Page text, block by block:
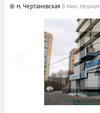
м. Чертановская 8 мин.